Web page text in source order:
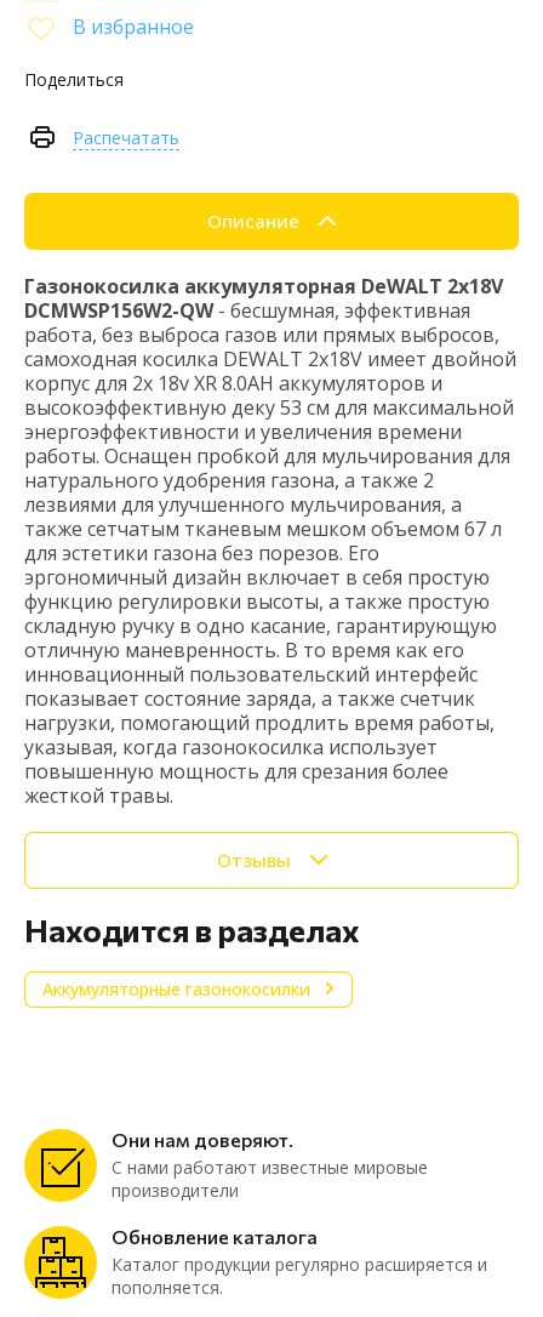
В избранное
Поделиться
Распечатать
Описание
Газонокосилка аккумуляторная DeWALT 2х18V
DCMWSP156W2-QW- бесшумная, эффективная
работа, без выброса газов или прямых выбросов,
самоходная косилка DEWALT 2x18V имеет двойной
корпус для 2x 18v XR 8.0AH аккумуляторов и
высокоэффективную деку 53 см для максимальной
энергоэффективности и увеличения времени
работы. Оснащен пробкой для мульчирования для
натурального удобрения газона, а также 2
лезвиями для улучшенного мульчирования, а
также сетчатым тканевым мешком объемом 67 л
для эстетики газона без порезов. Его
эргономичный дизайн включает в себя простую
функцию регулировки высоты, а также простую
складную ручку в одно касание, гарантирующую
отличную маневренность. В то время как его
инновационный пользовательский интерфейс
показывает состояние заряда, а также счетчик
нагрузки, помогающий продлить время работы,
указывая, когда газонокосилка использует
повышенную мощность для срезания более
жесткой травы.
Отзывы
Находится в разделах
Аккумуляторные газонокосилки
Они нам доверяют.
С нами работают известные мировые
производители
Обновление каталога
Каталог продукции регулярно расширяется и
пополняется.